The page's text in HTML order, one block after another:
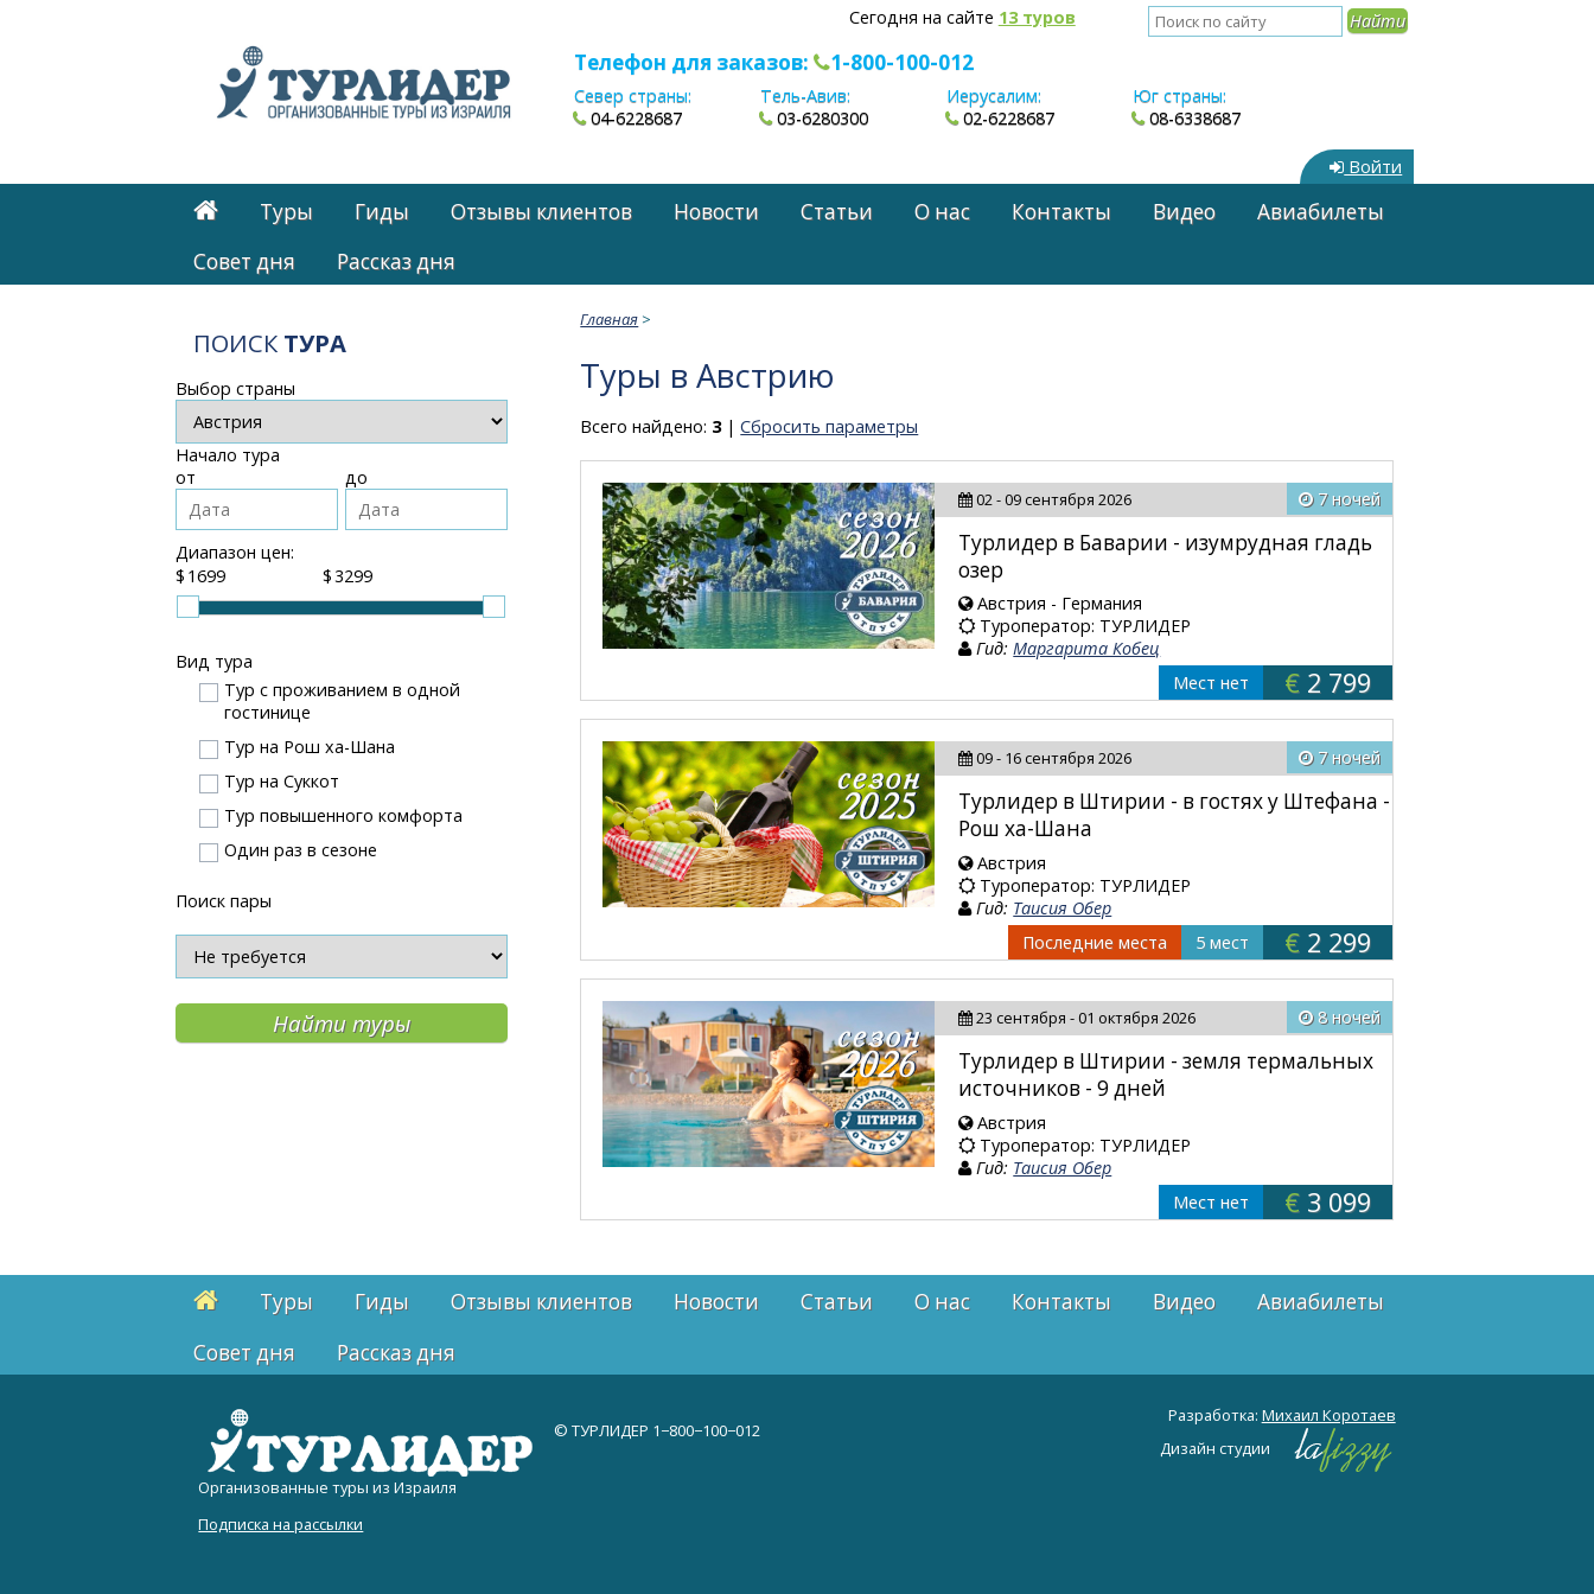
Сегодня на сайте 13 туров
Телефон для заказов: 1-800-100-012
Север страны:
04-6228687
Тель-Авив:
03-6280300
Иерусалим:
02-6228687
Юг страны:
08-6338687
Войти
Туры Гиды Отзывы клиентов Новости Статьи О нас Контакты Видео
Авиабилеты
Cовет дня
Рассказ дня
Главная >
Туры в Австрию
Всего найдено: 3|Сбросить параметры
02 - 09 сентября 2026 7 ночей
Турлидер в Баварии - изумрудная гладь
озер
Австрия - Германия
Туроператор: ТУРЛИДЕР
Гид:Маргарита Кобец
Мест нет
€ 2 799
09 - 16 сентября 2026 7 ночей
Турлидер в Штирии - в гостях у Штефана -
Рош ха-Шана
Австрия
Туроператор: ТУРЛИДЕР
Гид: Таисия Обер
Последние места
5 мест € 2 299
23 сентября - 01 октября 2026 8 ночей
Турлидер в Штирии - земля термальных
источников - 9 дней
Австрия
Туроператор: ТУРЛИДЕР
Гид: Таисия Обер
Мест нет
€ 3 099
ПОИСК ТУРА
Выбор страны
Начало тура
от
до
Диапазон цен:
$
$
Вид тура
Тур с проживанием в одной
гостинице
Тур на Рош ха-Шана
Тур на Суккот
Тур повышенного комфорта
Один раз в сезоне
Поиск пары
Туры Гиды Отзывы клиентов Новости Статьи О нас Контакты Видео
Авиабилеты
Cовет дня
Рассказ дня
© ТУРЛИДЕР 1−800−100−012
Организованные туры из Израиля
Подписка на рассылки
Разработка: Михаил Коротаев
Дизайн студии